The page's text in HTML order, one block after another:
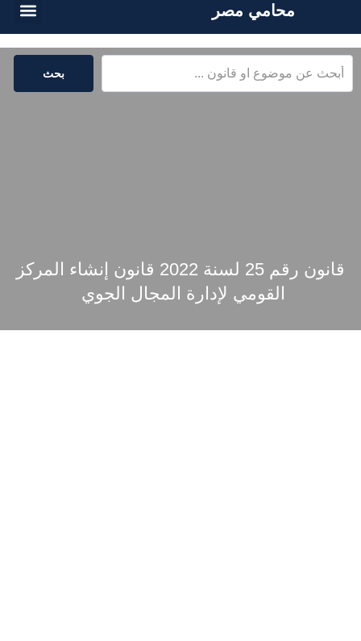
محامي مصر
بحث
قانون رقم 25 لسنة 2022 قانون إنشاء المركز
القومي لإدارة المجال الجوي